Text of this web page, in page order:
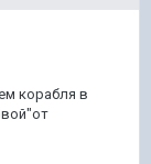
корабля в